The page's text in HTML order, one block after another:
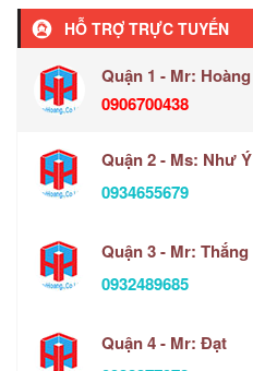
HỖ TRỢ TRỰC TUYẾN
Quận 1 - Mr: Hoàng
0906700438
Quận 2 - Ms: Như Ý
0934655679
Quận 3 - Mr: Thắng
0932489685
Quận 4 - Mr: Đạt